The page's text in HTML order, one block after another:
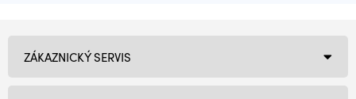
ZÁKAZNICKÝ SERVIS